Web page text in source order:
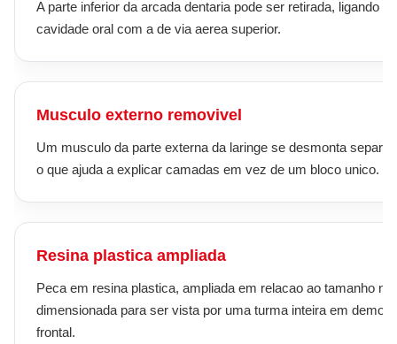
A parte inferior da arcada dentaria pode ser retirada, ligando a
cavidade oral com a de via aerea superior.
Musculo externo removivel
Um musculo da parte externa da laringe se desmonta
o que ajuda a explicar camadas em vez de um bloco unico.
Resina plastica ampliada
Peca em resina plastica, ampliada em relacao ao tamanho
dimensionada para ser vista por uma turma inteira em
frontal.